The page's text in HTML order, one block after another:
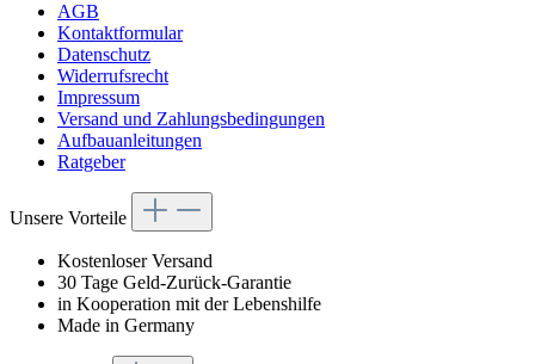
AGB
Kontaktformular
Datenschutz
Widerrufsrecht
Impressum
Versand und Zahlungsbedingungen
Aufbauanleitungen
Ratgeber
Unsere Vorteile
Kostenloser Versand
30 Tage Geld-Zurück-Garantie
in Kooperation mit der Lebenshilfe
Made in Germany